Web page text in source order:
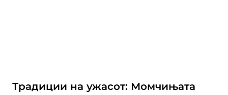
Традиции на ужасот: Момчињата